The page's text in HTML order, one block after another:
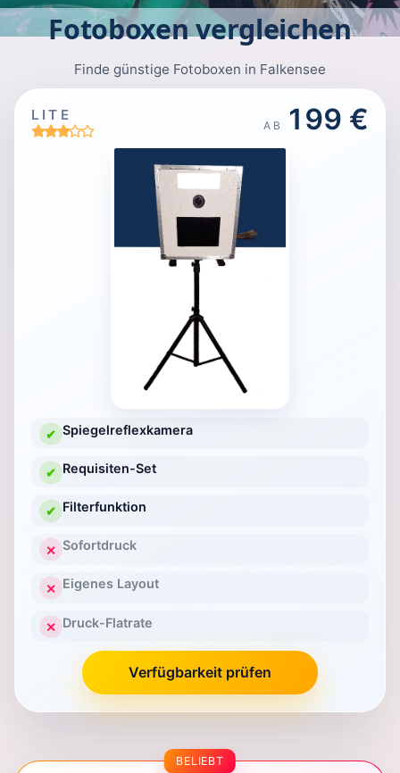
Fotoboxen vergleichen
Finde günstige Fotoboxen in Falkensee
LITE
AB 199 €
✔ Spiegelreflexkamera
✔ Requisiten-Set
✔ Filterfunktion
✕ Sofortdruck
✕ Eigenes Layout
✕ Druck-Flatrate
Verfügbarkeit prüfen
BELIEBT